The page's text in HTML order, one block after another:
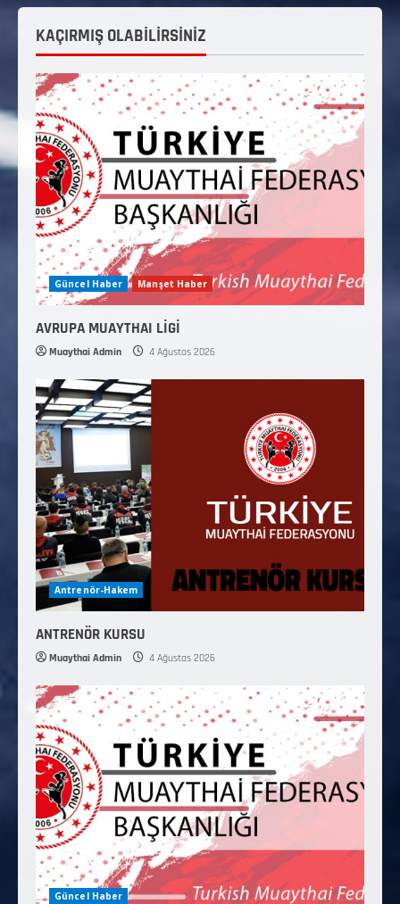
KAÇIRMIŞ OLABİLİRSİNİZ
Güncel Haber Manşet Haber
AVRUPA MUAYTHAI LİGİ
Muaythai Admin 4 Ağustos 2026
Antrenör-Hakem
ANTRENÖR KURSU
Muaythai Admin 4 Ağustos 2026
Güncel Haber